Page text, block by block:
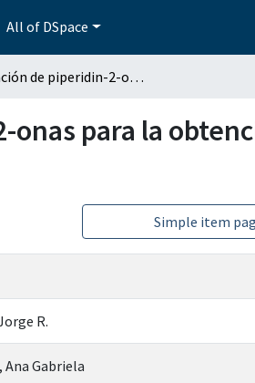
All of DSpace
Aplicación de piperidin-2-onas para la obtención de precursores de productos naturales bioactivos
para la
Simple item
R.
Gabriela